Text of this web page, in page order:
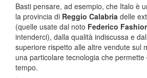
Basti pensare, ad esempio, che Italo è
la provincia di Reggio Calabria delle
(quelle usate dal noto Federico
intenderci), dalla qualità indiscussa e
superiore rispetto alle altre vendute sul
una particolare tecnologia che
tempo.